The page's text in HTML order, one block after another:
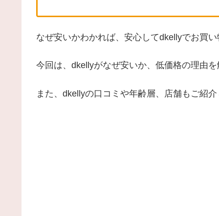
なぜ安いかわかれば、安心してdkellyでお買
今回は、dkellyがなぜ安いか、低価格の理由
また、dkellyの口コミや年齢層、店舗もご紹